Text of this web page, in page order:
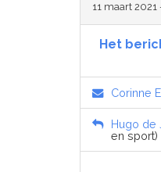
11 maart
Het
Corinne
Hugo de
en sport)